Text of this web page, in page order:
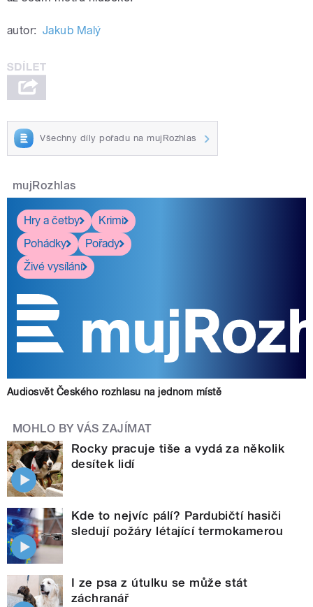
autor: Jakub Malý
Všechny díly pořadu na mujRozhlas
mujRozhlas
Hry a četby
Krimi
Pohádky
Pořady
Živé vysílání
Audiosvět Českého rozhlasu na jednom místě
MOHLO BY VÁS ZAJÍMAT
Rocky pracuje tiše a vydá za několik
desítek lidí
Kde to nejvíc pálí? Pardubičtí hasiči
sledují požáry létající termokamerou
I ze psa z útulku se může stát
záchranář